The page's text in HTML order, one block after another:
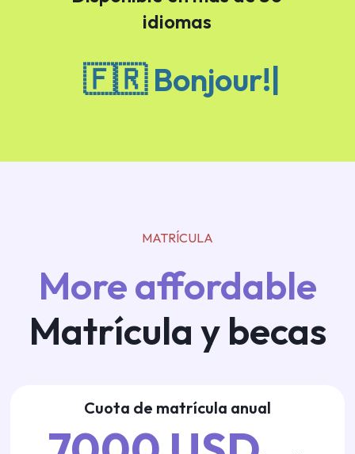
idiomas
🇫🇷 Bonjour!
MATRÍCULA
More affordable
Matrícula y becas
Cuota de matrícula anual